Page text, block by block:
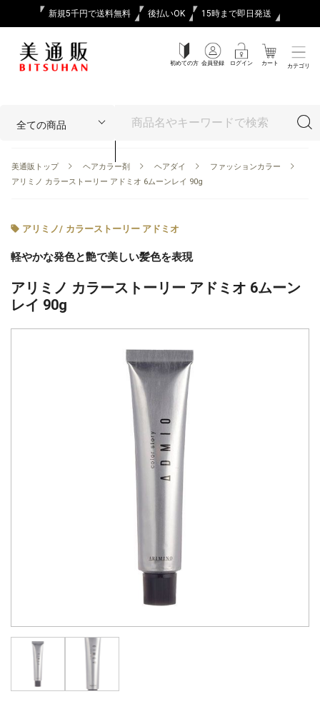
新規5千円で送料無料 後払いOK 15時まで即日発送
初めての方 会員登録 ログイン カート カテゴリ
美通販トップ ヘアカラー剤 ヘアダイ
ファッションカラー
アリミノ カラーストーリー アドミオ 6ムーンレイ 90g
アリミノ/ カラーストーリー アドミオ
軽やかな発色と艶で美しい髪色を表現
アリミノ カラーストーリー アドミオ 6ムーン
レイ 90g